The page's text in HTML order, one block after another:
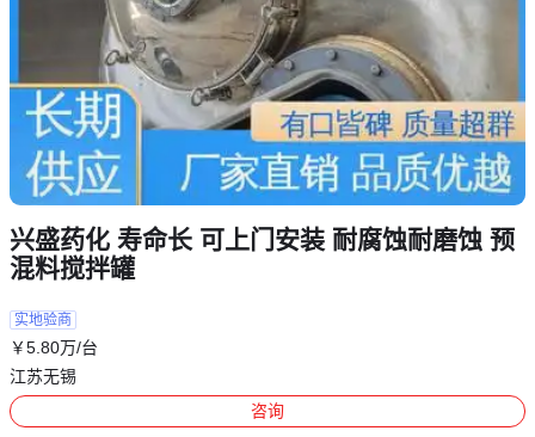
兴盛药化 寿命长 可上门安装 耐腐蚀耐磨蚀 预
混料搅拌罐
实地验商
￥5 .80万/台
江苏无锡
咨询